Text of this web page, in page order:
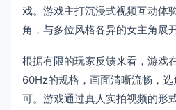
戏。游戏主打沉浸式视频互动体
角，与多位风格各异的女主角展
根据有限的玩家反馈来看，游戏
60Hz的规格，画面清晰流畅，
可。游戏通过真人实拍视频的形